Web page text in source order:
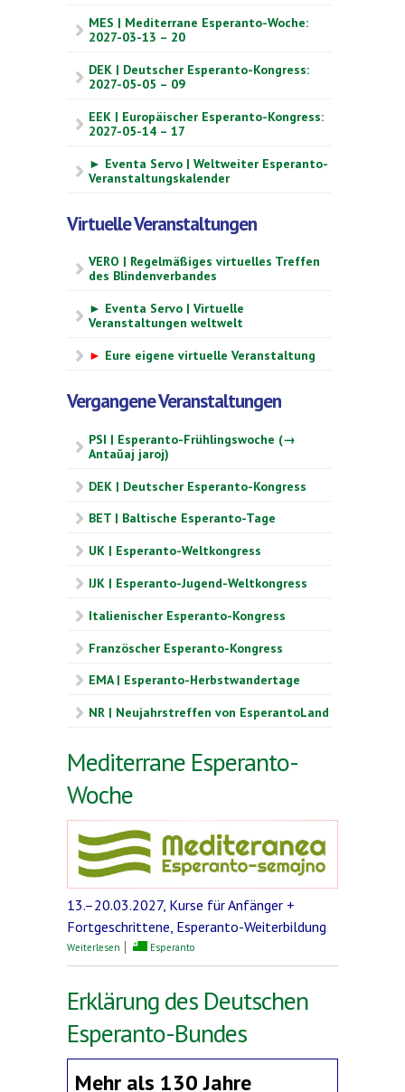
MES | Mediterrane Esperanto-Woche:
2027-03-13 – 20
DEK | Deutscher Esperanto-Kongress:
2027-05-05 – 09
EEK | Europäischer Esperanto-Kongress:
2027-05-14 – 17
► Eventa Servo | Weltweiter Esperanto-
Veranstaltungskalender
Virtuelle Veranstaltungen
VERO | Regelmäßiges virtuelles Treffen
des Blindenverbandes
► Eventa Servo | Virtuelle
Veranstaltungen weltwelt
► Eure eigene virtuelle Veranstaltung
Vergangene Veranstaltungen
PSI | Esperanto-Frühlingswoche (→
Antaŭaj jaroj)
DEK | Deutscher Esperanto-Kongress
BET | Baltische Esperanto-Tage
UK | Esperanto-Weltkongress
IJK | Esperanto-Jugend-Weltkongress
Italienischer Esperanto-Kongress
Französcher Esperanto-Kongress
EMA | Esperanto-Herbstwandertage
NR | Neujahrstreffen von EsperantoLand
Mediterrane Esperanto-
Woche
13.–20.03.2027, Kurse für Anfänger +
Fortgeschrittene, Esperanto-Weiterbildung
Weiterlesen über Mediterrane Esperanto-Woche
Esperanto
Erklärung des Deutschen
Esperanto-Bundes
Mehr als 130 Jahre